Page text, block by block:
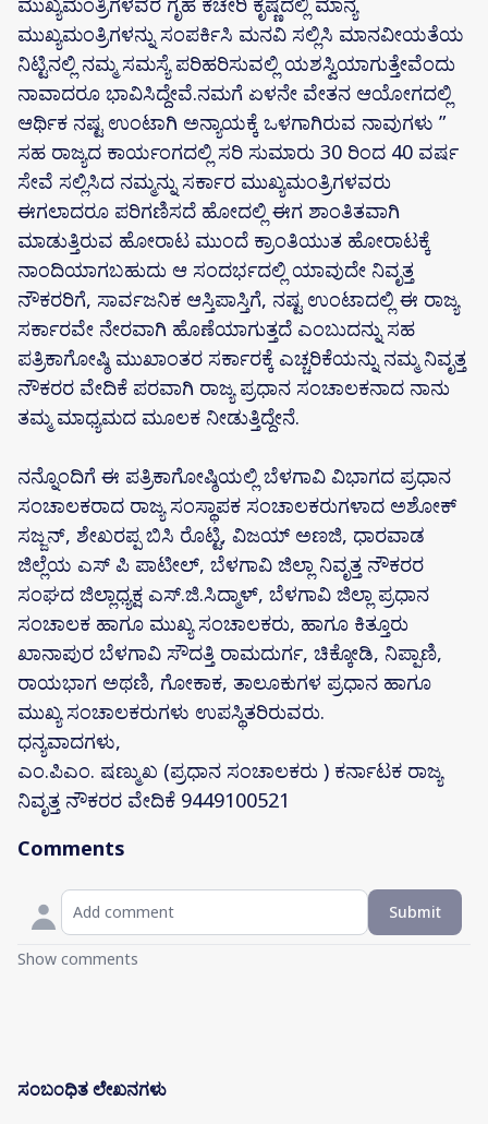
ಮುಖ್ಯಮಂತ್ರಿಗಳನ್ನು ಸಂಪರ್ಕಿಸಿ ಮನವಿ ಸಲ್ಲಿಸಿ ಮಾನವೀಯತೆಯ
ನಿಟ್ಟಿನಲ್ಲಿ ನಮ್ಮ ಸಮಸ್ಯೆ ಪರಿಹರಿಸುವಲ್ಲಿ ಯಶಸ್ವಿಯಾಗುತ್ತೇವೆಂದು
ನಾವಾದರೂ ಭಾವಿಸಿದ್ದೇವೆ.ನಮಗೆ ಏಳನೇ ವೇತನ ಆಯೋಗದಲ್ಲಿ
ಆರ್ಥಿಕ ನಷ್ಟ ಉಂಟಾಗಿ ಅನ್ಯಾಯಕ್ಕೆ ಒಳಗಾಗಿರುವ ನಾವುಗಳು ”
ಸಹ ರಾಜ್ಯದ ಕಾರ್ಯಂಗದಲ್ಲಿ ಸರಿ ಸುಮಾರು 30 ರಿಂದ 40 ವರ್ಷ
ಸೇವೆ ಸಲ್ಲಿಸಿದ ನಮ್ಮನ್ನು ಸರ್ಕಾರ ಮುಖ್ಯಮಂತ್ರಿಗಳವರು
ಈಗಲಾದರೂ ಪರಿಗಣಿಸದೆ ಹೋದಲ್ಲಿ ಈಗ ಶಾಂತಿತವಾಗಿ
ಮಾಡುತ್ತಿರುವ ಹೋರಾಟ ಮುಂದೆ ಕ್ರಾಂತಿಯುತ ಹೋರಾಟಕ್ಕೆ
ನಾಂದಿಯಾಗಬಹುದು ಆ ಸಂದರ್ಭದಲ್ಲಿ ಯಾವುದೇ ನಿವೃತ್ತ
ನೌಕರರಿಗೆ, ಸಾರ್ವಜನಿಕ ಆಸ್ತಿಪಾಸ್ತಿಗೆ, ನಷ್ಟ ಉಂಟಾದಲ್ಲಿ ಈ ರಾಜ್ಯ
ಸರ್ಕಾರವೇ ನೇರವಾಗಿ ಹೊಣೆಯಾಗುತ್ತದೆ ಎಂಬುದನ್ನು ಸಹ
ಪತ್ರಿಕಾಗೋಷ್ಠಿ ಮುಖಾಂತರ ಸರ್ಕಾರಕ್ಕೆ ಎಚ್ಚರಿಕೆಯನ್ನು ನಮ್ಮ ನಿವೃತ್ತ
ನೌಕರರ ವೇದಿಕೆ ಪರವಾಗಿ ರಾಜ್ಯ ಪ್ರಧಾನ ಸಂಚಾಲಕನಾದ ನಾನು
ತಮ್ಮ ಮಾಧ್ಯಮದ ಮೂಲಕ ನೀಡುತ್ತಿದ್ದೇನೆ.
ನನ್ನೊಂದಿಗೆ ಈ ಪತ್ರಿಕಾಗೋಷ್ಠಿಯಲ್ಲಿ ಬೆಳಗಾವಿ ವಿಭಾಗದ ಪ್ರಧಾನ
ಸಂಚಾಲಕರಾದ ರಾಜ್ಯ ಸಂಸ್ಥಾಪಕ ಸಂಚಾಲಕರುಗಳಾದ ಅಶೋಕ್
ಸಜ್ಜನ್, ಶೇಖರಪ್ಪ ಬಿಸಿ ರೊಟ್ಟಿ, ವಿಜಯ್ ಅಣಜಿ, ಧಾರವಾಡ
ಜಿಲ್ಲೆಯ ಎಸ್ ಪಿ ಪಾಟೀಲ್, ಬೆಳಗಾವಿ ಜಿಲ್ಲಾ ನಿವೃತ್ತ ನೌಕರರ
ಸಂಘದ ಜಿಲ್ಲಾಧ್ಯಕ್ಷ ಎಸ್.ಜಿ.ಸಿದ್ಮಾಳ್, ಬೆಳಗಾವಿ ಜಿಲ್ಲಾ ಪ್ರಧಾನ
ಸಂಚಾಲಕ ಹಾಗೂ ಮುಖ್ಯ ಸಂಚಾಲಕರು, ಹಾಗೂ ಕಿತ್ತೂರು
ಖಾನಾಪುರ ಬೆಳಗಾವಿ ಸೌದತ್ತಿ ರಾಮದುರ್ಗ, ಚಿಕ್ಕೋಡಿ, ನಿಪ್ಪಾಣಿ,
ರಾಯಭಾಗ ಅಥಣಿ, ಗೋಕಾಕ, ತಾಲೂಕುಗಳ ಪ್ರಧಾನ ಹಾಗೂ
ಮುಖ್ಯ ಸಂಚಾಲಕರುಗಳು ಉಪಸ್ಥಿತರಿರುವರು.
ಧನ್ಯವಾದಗಳು,
ಎಂ.ಪಿಎಂ. ಷಣ್ಮುಖ (ಪ್ರಧಾನ ಸಂಚಾಲಕರು ) ಕರ್ನಾಟಕ ರಾಜ್ಯ
ನಿವೃತ್ತ ನೌಕರರ ವೇದಿಕೆ 9449100521
Comments
Submit
Show comments
ಸಂಬಂಧಿತ ಲೇಖನಗಳು